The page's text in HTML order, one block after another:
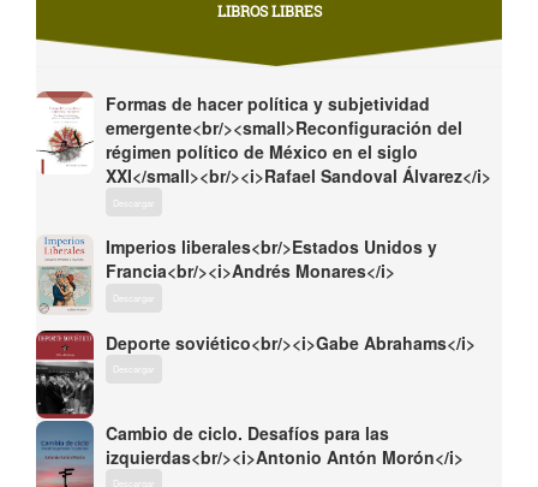
LIBROS LIBRES
Formas de hacer política y subjetividad
emergente<br/><small>Reconfiguración del
régimen político de México en el siglo
XXI</small><br/><i>Rafael Sandoval Álvarez</i>
Descargar
Imperios liberales<br/>Estados Unidos y
Francia<br/><i>Andrés Monares</i>
Descargar
Deporte soviético<br/><i>Gabe Abrahams</i>
Descargar
Cambio de ciclo. Desafíos para las
izquierdas<br/><i>Antonio Antón Morón</i>
Descargar